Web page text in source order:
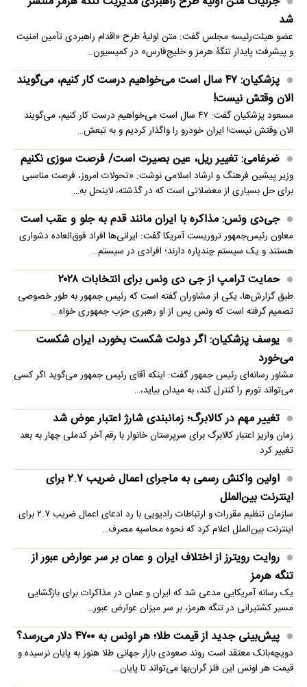
شد
عضو هیئت‌رئیسه مجلس گفت: متن اولیۀ طرح «اقدام راهبردی تأمین امنیت
و پیشرفت پایدار تنگۀ هرمز و خلیج‌فارس» در کمیسیون…
پزشکیان: ۴۷ سال است می‌خواهیم درست کار کنیم، می‌گویند
الان وقتش نیست!
مسعود پزشکیان گفت: ۴۷ سال است می‌خواهیم درست کار کنیم، می‌گویند
الان وقتش نیست! ایران خودرو را واگذار کردیم و به تبعش…
ضرغامی: تغییر ریل، عین بصیرت است/ فرصت سوزی نکنیم
وزیر پیشین فرهنگ و ارشاد اسلامی نوشت: «تحولات امروز، فرصت مناسبی
برای حل بسیاری از معضلاتی‌ است که در گذشته، لاینحل به…
جی‌دی ونس: مذاکره با ایران مانند قدم به جلو و عقب است
معاون رئیس‌جمهور تروریست آمریکا گفت: ایرانی‌ها افراد فوق‌العاده دشواری
هستند و یک سیستم چندپاره دارند؛ افرادی در سیستم…
حمایت ترامپ از جی دی ونس برای انتخابات ۲۰۲۸
طبق گزارش‌ها، یکی از مشاوران گفته است که رئیس جمهور به طور خصوصی
تصمیم گرفته است که ونس پس از او رهبری حزب جمهوری خواه…
یوسف پزشکیان: اگر دولت شکست بخورد، ایران شکست
می‌خورد
مشاور رسانه‌ای رئیس جمهور گفت: اینکه آقای رئیس جمهور می‌گوید اگر کسی
می‌تواند تورم را کنترل کند، به میدان بیاید،…
تغییر مهم در کالابرگ؛ زمانبندی‌ شارژ اعتبار عوض شد
زمان واریز اعتبار کالابرگ برای سرپرستان خانوار با رقم آخر کدملی چهار به بعد
تغییر کرد
اولین واکنش رسمی به ماجرای اعمال ضریب ۲.۷ برای
اینترنت بین‌الملل
سازمان تنظیم مقررات و ارتباطات رادیویی با رد ادعای اعمال ضریب ۲.۷ برای
اینترنت بین‌الملل اعلام کرد که نحوه محاسبه مصرف…
روایت رویترز از اختلاف ایران و عمان بر سر عوارض عبور از
تنگه هرمز
یک رسانه آمریکایی مدعی شد که ایران و عمان در مذاکرات برای بازگشایی
مسیر کشتیرانی در تنگه هرمز، بر سر میزان عوارض عبور…
پیش‌بینی جدید از قیمت طلا؛ هر اونس به ۴۷۰۰ دلار می‌رسد؟
دویچه‌بانک معتقد است روند صعودی بازار جهانی طلا هنوز به پایان نرسیده و
قیمت هر اونس این فلز گران‌بها می‌تواند تا پایان…